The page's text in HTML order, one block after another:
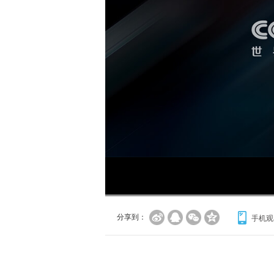
分享到： 手机